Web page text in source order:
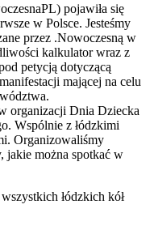
pojawiła się
w Polsce. Jesteśmy
przez .Nowoczesną w
kalkulator wraz z
petycją dotyczącą
mającej na celu
organizacji Dnia Dziecka
Wspólnie z łódzkimi
Organizowaliśmy
jakie można spotkać w
łódzkich kół